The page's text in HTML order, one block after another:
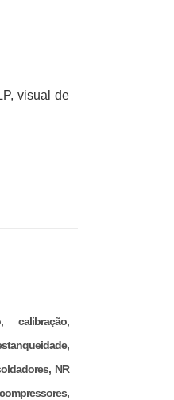
visual de
calibração,
NR